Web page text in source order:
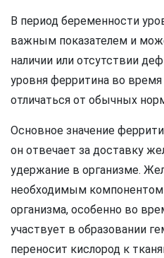
В период беременности
важным показателем и
наличии или отсутствии
уровня ферритина во
отличаться от обычных
Основное значение
он отвечает за доставку
удержание в организме.
необходимым
организма, особенно во
участвует в образовании
переносит кислород к